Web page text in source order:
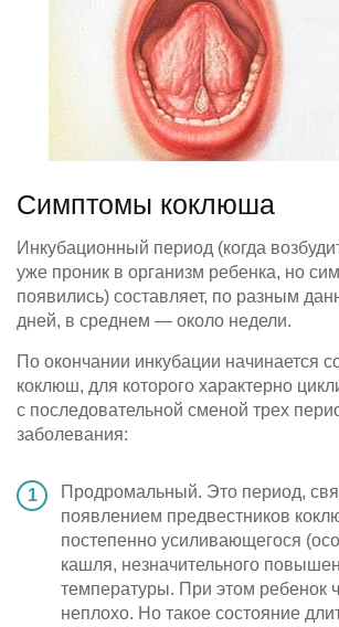
Симптомы коклюша
Инкубационный период (когда
уже проник в организм ребенка, но
появились) составляет, по разным
дней, в среднем — около недели.
По окончании инкубации начинается
коклюш, для которого характерно
с последовательной сменой трех
заболевания:
Продромальный. Это период,
появлением предвестников
постепенно усиливающегося
кашля, незначительного
температуры. При этом ребенок
неплохо. Но такое состояние